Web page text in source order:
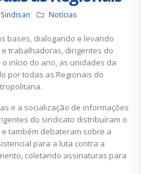
Notícias
bases, dialogando e levando
trabalhadoras, dirigentes do
o início do ano, as unidades da
por todas as Regionais do
e a socialização de informações
do sindicato distribuíram o
e também debateram sobre a
para a luta contra a
coletando assinaturas para